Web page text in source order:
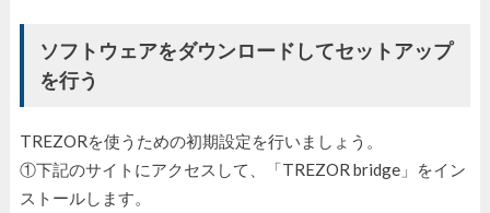
ソフトウェアをダウンロードしてセットアップ
を行う
TREZORを使うための初期設定を行いましょう。
①下記のサイトにアクセスして、「TREZOR bridge」をイン
ストールします。